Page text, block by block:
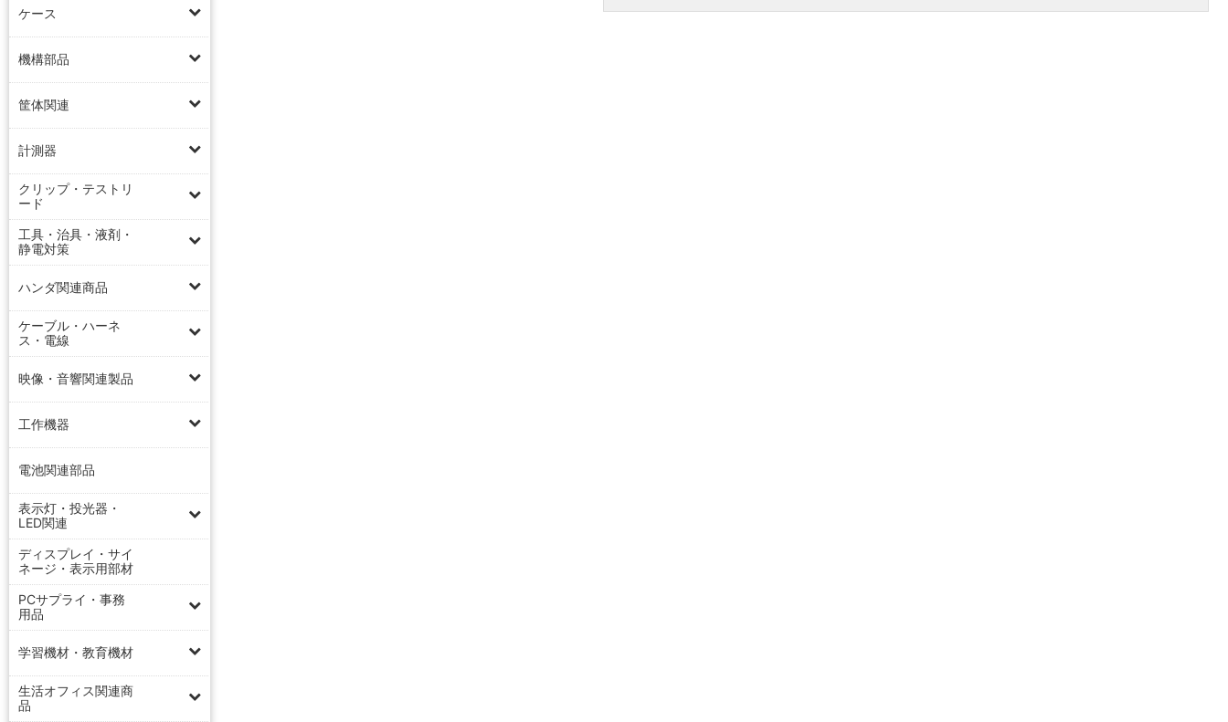
ケース
機構部品
筐体関連
計測器
クリップ・テストリ
ード
工具・治具・液剤・
静電対策
ハンダ関連商品
ケーブル・ハーネ
ス・電線
映像・音響関連製品
工作機器
電池関連部品
表示灯・投光器・
LED関連
ディスプレイ・サイ
ネージ・表示用部材
PCサプライ・事務
用品
学習機材・教育機材
生活オフィス関連商
品